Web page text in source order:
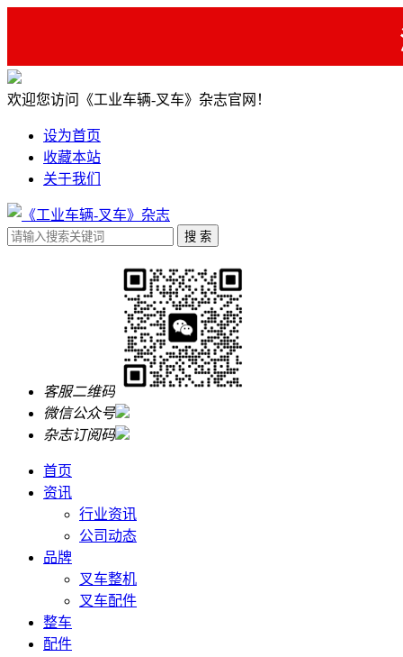
欢迎您访问《工业车辆-叉车》杂志官网！
设为首页
收藏本站
关于我们
客服二维码
微信公众号
杂志订阅码
首页
资讯
行业资讯
公司动态
品牌
叉车整机
叉车配件
整车
配件